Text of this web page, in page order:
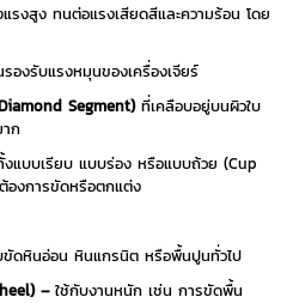
รงสูง ทนต่อแรงเสียดสีและความร้อน โดย
องรับแรงหมุนของเครื่องเจียร์
Segment)ที่เคลือบอยู่บนผิวใบ
ก
งแบบเรียบ แบบร่อง หรือแบบถ้วย (Cup
องการขัดหรือตกแต่ง
ขัดหินอ่อน หินแกรนิต หรือพื้นปูนทั่วไป
–ใช้กับงานหนัก เช่น การขัดพื้น